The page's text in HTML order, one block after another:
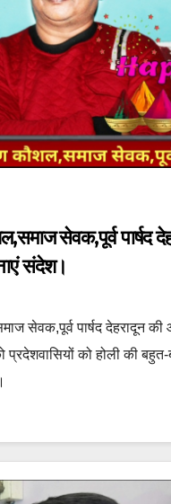
सेवक,पूर्व पार्षद
संदेश।
सेवक,पूर्व पार्षद देहरादून
को होली की बहुत-